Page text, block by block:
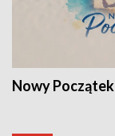
Nowy Początek